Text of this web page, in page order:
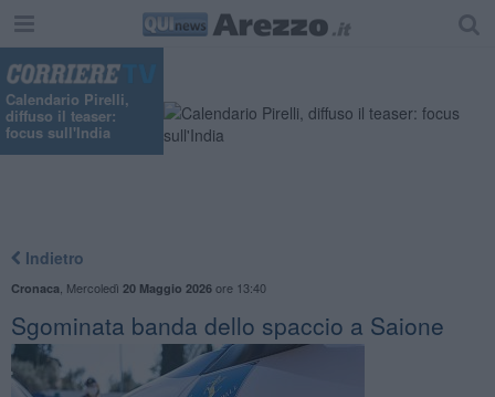
Calendario Pirelli,
diffuso il teaser:
focus sull'India
Indietro
Cronaca Mercoledì 20 Maggio 2026ore 13:40
Sgominata banda dello spaccio a Saione